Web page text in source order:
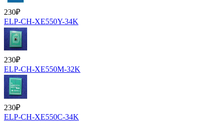
230₽
ELP-CH-XE550Y-34K
230₽
ELP-CH-XE550M-32K
230₽
ELP-CH-XE550C-34K